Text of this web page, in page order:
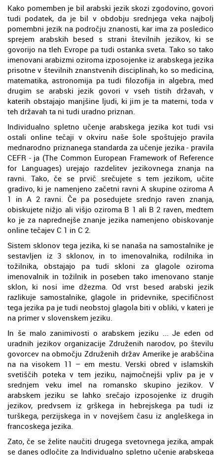
Kako pomemben je bil arabski jezik skozi zgodovino, govori
tudi podatek, da je bil v obdobju srednjega veka najbolj
pomembni jezik na področju znanosti, kar ima za posledico
sprejem arabskih besed s strani številnih jezikov, ki se
govorijo na tleh Evrope pa tudi ostanka sveta. Tako so tako
imenovani arabizmi oziroma izposojenke iz arabskega jezika
prisotne v številnih znanstvenih disciplinah, ko so medicina,
matematika, astronomija pa tudi filozofija in algebra, med
drugim se arabski jezik govori v vseh tistih državah, v
katerih obstajajo manjšine ljudi, ki jim je ta materni, toda v
teh državah ta ni tudi uradno priznan.
Individualno spletno učenje arabskega jezika kot tudi vsi
ostali online tečaji v okviru naše šole spoštujejo pravila
mednarodno priznanega standarda za učenje jezika - pravila
CEFR - ja (The Common European Framework of Reference
for Languages) urejajo razdelitev jezikovnega znanja na
ravni. Tako, če se prvič srečujete s tem jezikom, učite
gradivo, ki je namenjeno začetni ravni A skupine oziroma A
1 in A 2 ravni. Če pa posedujete srednjo raven znanja,
obiskujete nižjo ali višjo oziroma B 1 ali B 2 raven, medtem
ko je za naprednejše znanje jezika namenjeno obiskovanje
online tečajev C 1 in C 2.
Sistem sklonov tega jezika, ki se nanaša na samostalnike je
sestavljen iz 3 sklonov, in to imenovalnika, rodilnika in
tožilnika, obstajajo pa tudi skloni za glagole oziroma
imenovalnik in tožilnik in poseben tako imenovano stanje
sklon, ki nosi ime džezma. Od vrst besed arabski jezik
razlikuje samostalnike, glagole in pridevnike, specifičnost
tega jezika pa je tudi neobstoj glagola biti v obliki, v kateri je
na primer v slovenskem jeziku.
In še malo zanimivosti o arabskem jeziku ... Je eden od
uradnih jezikov organizacije Združenih narodov, po številu
govorcev na območju Združenih držav Amerike je arabščina
na na visokem 11 – em mestu. Verski obred v islamskih
svetiščih poteka v tem jeziku, najmočnejši vpliv pa je v
srednjem veku imel na romansko skupino jezikov. V
arabskem jeziku se lahko srečajo izposojenke iz drugih
jezikov, predvsem iz grškega in hebrejskega pa tudi iz
turškega, perzijskega in v novejšem času iz angleškega in
francoskega jezika.
Zato, če se želite naučiti drugega svetovnega jezika, ampak
se danes odločite za Individualno spletno učenje arabskega